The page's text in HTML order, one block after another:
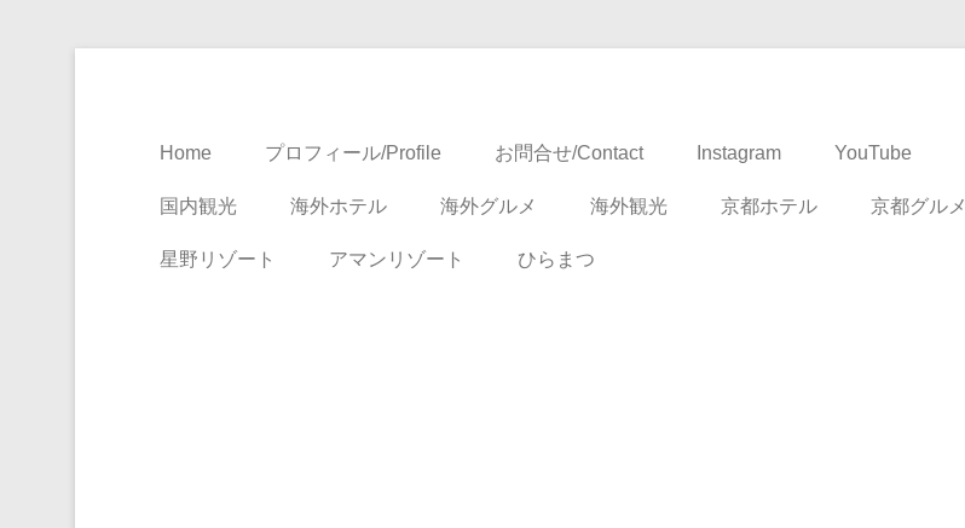
Home プロフィール/Profile お問合せ/Contact Instagram YouTube
国内観光 海外ホテル 海外グルメ 海外観光 京都ホテル 京都グルメ
星野リゾート アマンリゾート ひらまつ